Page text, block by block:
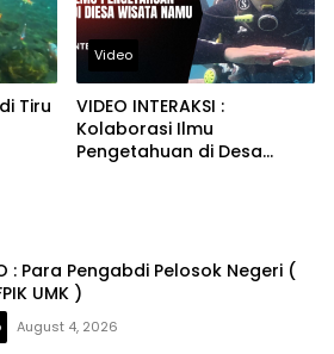
Tiru
Video
VIDEO INTERAKSI :
Kolaborasi Ilmu
Pengetahuan di Desa
: Para Pengabdi Pelosok Negeri (
UMK )
August 4, 2026